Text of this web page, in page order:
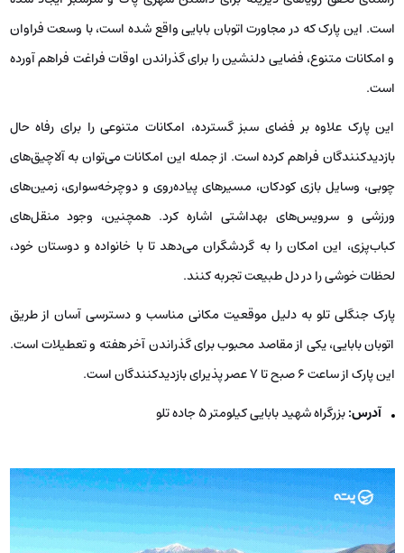
است. این پارک که در مجاورت اتوبان بابایی واقع شده است، با وسعت فراوان
و امکانات متنوع، فضایی دلنشین را برای گذراندن اوقات فراغت فراهم آورده
است.
این پارک علاوه بر فضای سبز گسترده، امکانات متنوعی را برای رفاه حال
بازدیدکنندگان فراهم کرده است. از جمله این امکانات می‌توان به آلاچیق‌های
چوبی، وسایل بازی کودکان، مسیرهای پیاده‌روی و دوچرخه‌سواری، زمین‌های
ورزشی و سرویس‌های بهداشتی اشاره کرد. همچنین، وجود منقل‌های
کباب‌پزی، این امکان را به گردشگران می‌دهد تا با خانواده و دوستان خود،
لحظات خوشی را در دل طبیعت تجربه کنند.
پارک جنگلی تلو به دلیل موقعیت مکانی مناسب و دسترسی آسان از طریق
اتوبان بابایی، یکی از مقاصد محبوب برای گذراندن آخر هفته و تعطیلات است.
این پارک از ساعت ۶ صبح تا ۷ عصر پذیرای بازدیدکنندگان است.
آدرس:بزرگراه شهید بابایی کیلومتر ۵ جاده تلو